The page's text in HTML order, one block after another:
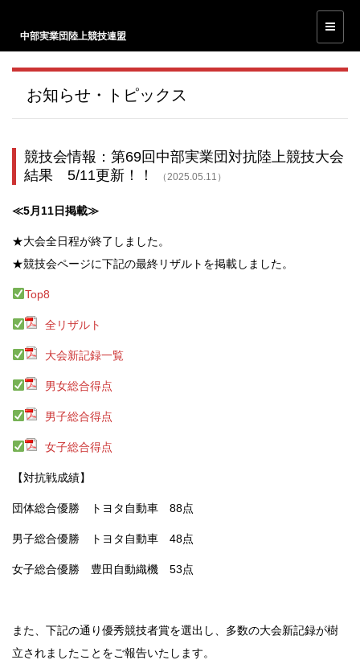
中部実業団陸上競技連盟
お知らせ・トピックス
競技会情報：第69回中部実業団対抗陸上競技大会
結果 5/11更新！！
（2025.05.11）
≪5月11日掲載≫
★大会全日程が終了しました。
★競技会ページに下記の最終リザルトを掲載しました。
Top8
全リザルト
大会新記録一覧
男女総合得点
男子総合得点
女子総合得点
【対抗戦成績】
団体総合優勝 トヨタ自動車 88点
男子総合優勝 トヨタ自動車 48点
女子総合優勝 豊田自動織機 53点
また、下記の通り優秀競技者賞を選出し、多数の大会新記録が樹
立されましたことをご報告いたします。